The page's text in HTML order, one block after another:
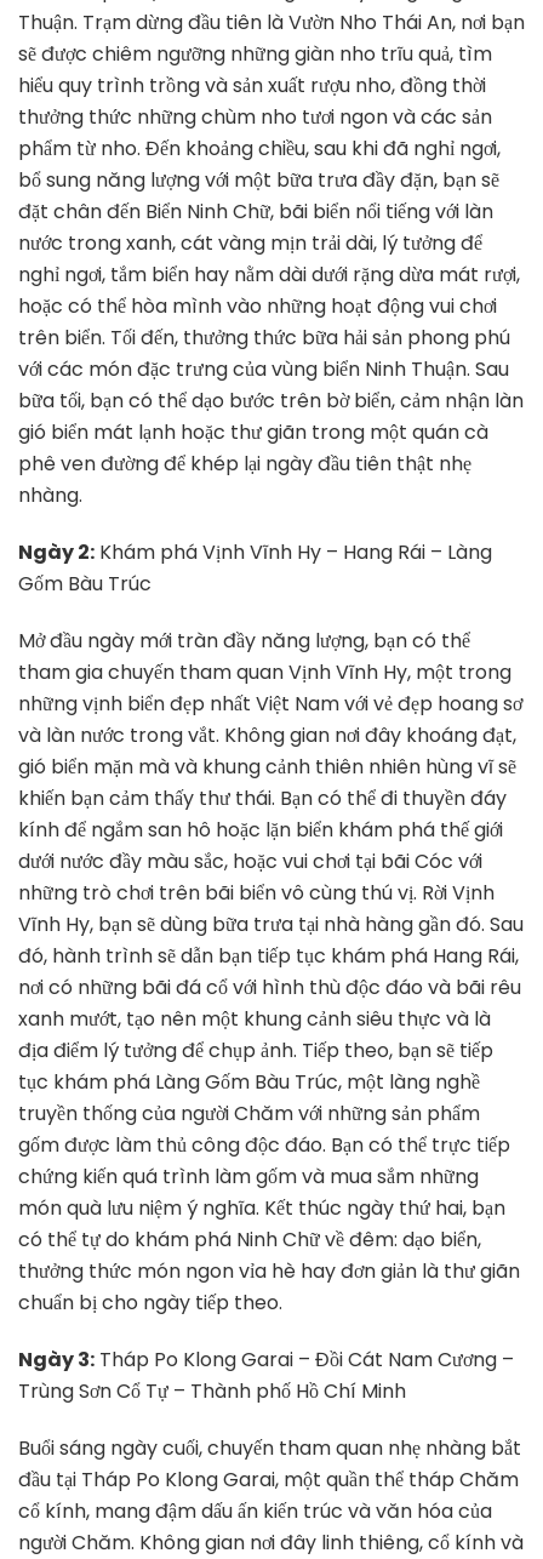
Thuận. Trạm dừng đầu tiên là Vườn Nho Thái An, nơi bạn
sẽ được chiêm ngưỡng những giàn nho trĩu quả, tìm
hiểu quy trình trồng và sản xuất rượu nho, đồng thời
thưởng thức những chùm nho tươi ngon và các sản
phẩm từ nho. Đến khoảng chiều, sau khi đã nghỉ ngơi,
bổ sung năng lượng với một bữa trưa đầy đặn, bạn sẽ
đặt chân đến Biển Ninh Chữ, bãi biển nổi tiếng với làn
nước trong xanh, cát vàng mịn trải dài, lý tưởng để
nghỉ ngơi, tắm biển hay nằm dài dưới rặng dừa mát rượi,
hoặc có thể hòa mình vào những hoạt động vui chơi
trên biển. Tối đến, thưởng thức bữa hải sản phong phú
với các món đặc trưng của vùng biển Ninh Thuận. Sau
bữa tối, bạn có thể dạo bước trên bờ biển, cảm nhận làn
gió biển mát lạnh hoặc thư giãn trong một quán cà
phê ven đường để khép lại ngày đầu tiên thật nhẹ
nhàng.
Ngày 2: Khám phá Vịnh Vĩnh Hy – Hang Rái – Làng
Gốm Bàu Trúc
Mở đầu ngày mới tràn đầy năng lượng, bạn có thể
tham gia chuyến tham quan Vịnh Vĩnh Hy, một trong
những vịnh biển đẹp nhất Việt Nam với vẻ đẹp hoang sơ
và làn nước trong vắt. Không gian nơi đây khoáng đạt,
gió biển mặn mà và khung cảnh thiên nhiên hùng vĩ sẽ
khiến bạn cảm thấy thư thái. Bạn có thể đi thuyền đáy
kính để ngắm san hô hoặc lặn biển khám phá thế giới
dưới nước đầy màu sắc, hoặc vui chơi tại bãi Cóc với
những trò chơi trên bãi biển vô cùng thú vị. Rời Vịnh
Vĩnh Hy, bạn sẽ dùng bữa trưa tại nhà hàng gần đó. Sau
đó, hành trình sẽ dẫn bạn tiếp tục khám phá Hang Rái,
nơi có những bãi đá cổ với hình thù độc đáo và bãi rêu
xanh mướt, tạo nên một khung cảnh siêu thực và là
địa điểm lý tưởng để chụp ảnh. Tiếp theo, bạn sẽ tiếp
tục khám phá Làng Gốm Bàu Trúc, một làng nghề
truyền thống của người Chăm với những sản phẩm
gốm được làm thủ công độc đáo. Bạn có thể trực tiếp
chứng kiến quá trình làm gốm và mua sắm những
món quà lưu niệm ý nghĩa. Kết thúc ngày thứ hai, bạn
có thể tự do khám phá Ninh Chữ về đêm: dạo biển,
thưởng thức món ngon vỉa hè hay đơn giản là thư giãn
chuẩn bị cho ngày tiếp theo.
Ngày 3: Tháp Po Klong Garai – Đồi Cát Nam Cương –
Trùng Sơn Cổ Tự – Thành phố Hồ Chí Minh
Buổi sáng ngày cuối, chuyến tham quan nhẹ nhàng bắt
đầu tại Tháp Po Klong Garai, một quần thể tháp Chăm
cổ kính, mang đậm dấu ấn kiến trúc và văn hóa của
người Chăm. Không gian nơi đây linh thiêng, cổ kính và